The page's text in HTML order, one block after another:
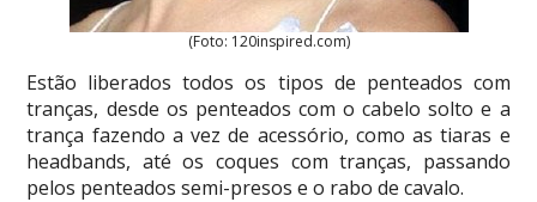
(Foto: 120inspired.com)
Estão liberados todos os tipos de penteados com
tranças, desde os penteados com o cabelo solto e a
trança fazendo a vez de acessório, como as tiaras e
headbands, até os coques com tranças, passando
pelos penteados semi-presos e o rabo de cavalo.